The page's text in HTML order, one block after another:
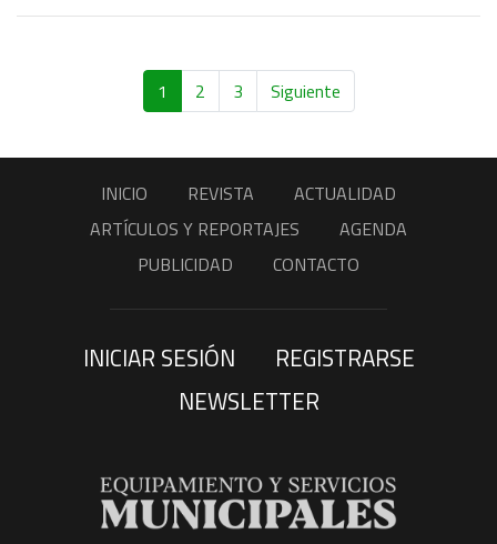
1 2 3 Siguiente
INICIO REVISTA
ACTUALIDAD
ARTÍCULOS Y REPORTAJES
AGENDA
PUBLICIDAD
CONTACTO
INICIAR SESIÓN
REGISTRARSE
NEWSLETTER